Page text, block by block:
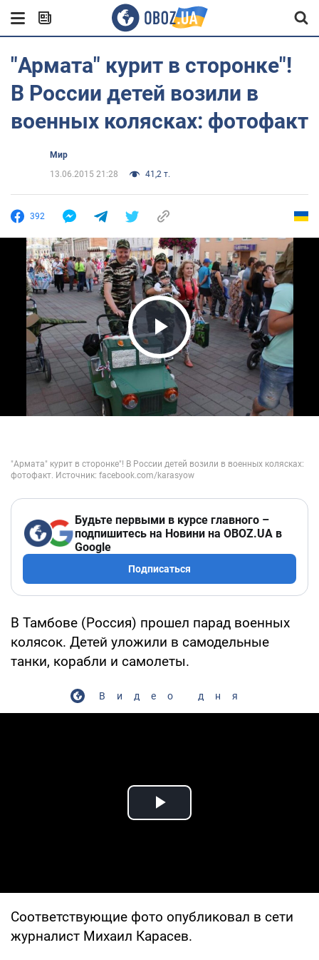
"Армата" курит в сторонке"!
В России детей возили в
военных колясках: фотофакт
Мир
13.06.2015 21:28
41,2 т.
392
Play Video
Будьте первыми в курсе главного –
подпишитесь на Новини на OBOZ.UA в
Google
Подписаться
В Тамбове (Россия) прошел парад военных
колясок. Детей уложили в самодельные
танки, корабли и самолеты.
Видео дня
Play Video
Соответствующие фото опубликовал в сети
журналист Михаил Карасев.